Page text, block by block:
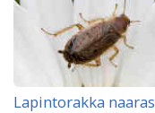
Lapintorakka naaras